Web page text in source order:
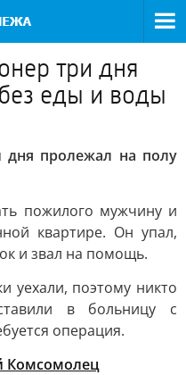
три дня
еды и воды
дня пролежал на полу
пожилого мужчину и
квартире. Он упал,
и звал на помощь.
уехали, поэтому никто
в больницу с
операция.
Комсомолец